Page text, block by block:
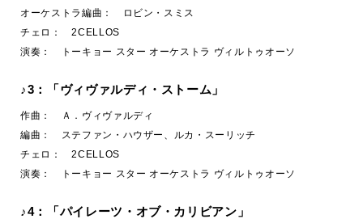
オーケストラ編曲： ロビン・スミス
チェロ： 2CELLOS
演奏： トーキョー スター オーケストラ ヴィルトゥオーソ
♪3：「ヴィヴァルディ・ストーム」
作曲： Ａ．ヴィヴァルディ
編曲： ステファン・ハウザー、ルカ・スーリッチ
チェロ： 2CELLOS
演奏： トーキョー スター オーケストラ ヴィルトゥオーソ
♪4：「パイレーツ・オブ・カリビアン」